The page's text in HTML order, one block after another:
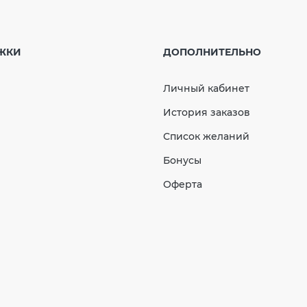
точечные для смонтированной кровли
GIZA
ДОПОЛНИТЕЛЬНО
Личный кабинет
История заказов
Список желаний
Бонусы
Оферта